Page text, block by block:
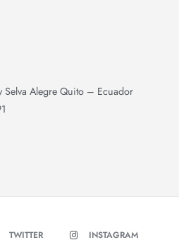
la apertura a la realidad del
Pacari, Dirigenta Histórica
Ecuador.